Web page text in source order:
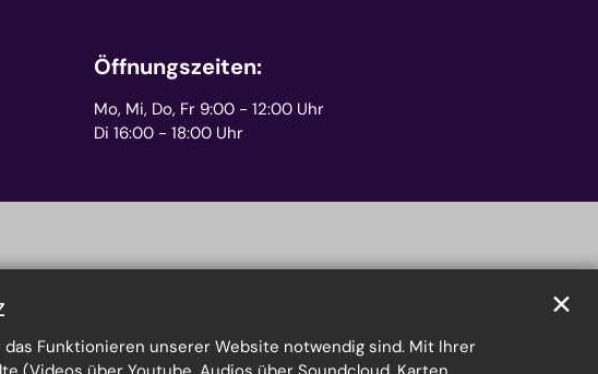
Funktionieren unserer Website notwendig sind. Mit Ihrer
✕
Öffnungszeiten:
Mo, Mi, Do, Fr 9:00 - 12:00 Uhr
Di 16:00 - 18:00 Uhr